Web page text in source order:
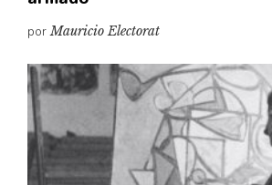
porMauricio Electorat